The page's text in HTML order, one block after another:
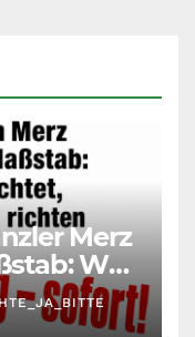
Merz
Wer
sich